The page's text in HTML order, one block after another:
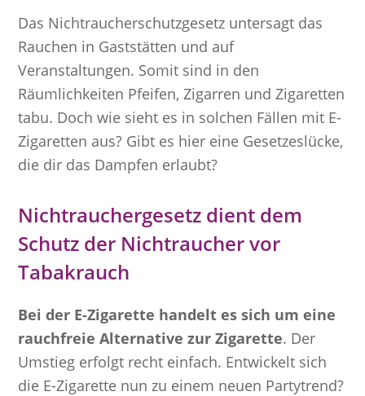
Das Nichtraucherschutzgesetz untersagt das
Rauchen in Gaststätten und auf
Veranstaltungen. Somit sind in den
Räumlichkeiten Pfeifen, Zigarren und Zigaretten
tabu. Doch wie sieht es in solchen Fällen mit E-
Zigaretten aus? Gibt es hier eine Gesetzeslücke,
die dir das Dampfen erlaubt?
Nichtrauchergesetz dient dem
Schutz der Nichtraucher vor
Tabakrauch
Bei der E-Zigarette handelt es sich um eine
rauchfreie Alternative zur Zigarette. Der
Umstieg erfolgt recht einfach. Entwickelt sich
die E-Zigarette nun zu einem neuen Partytrend?